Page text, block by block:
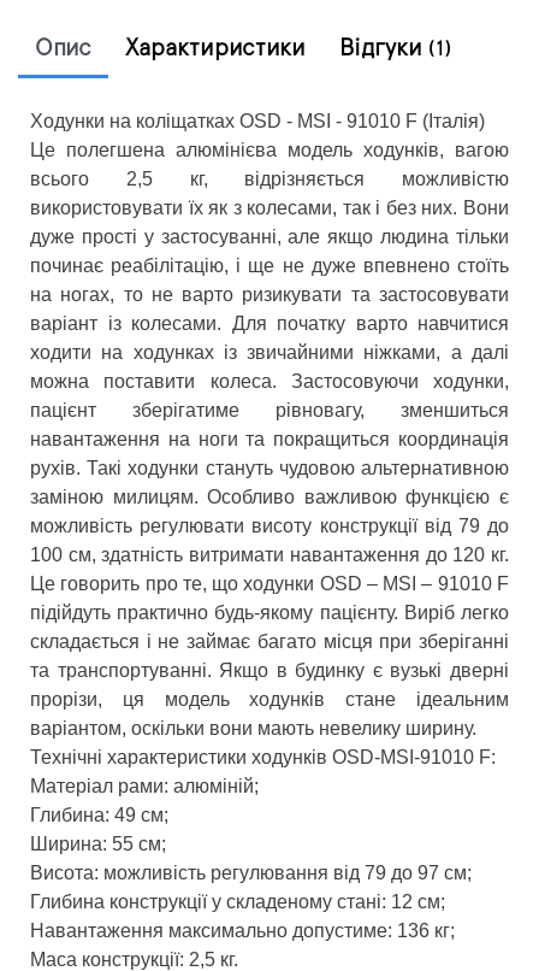
Опис Характиристики Відгуки (1)
Ходунки на коліщатках OSD - MSI - 91010 F (Італія)
Це полегшена алюмінієва модель ходунків, вагою
всього 2,5 кг, відрізняється можливістю
використовувати їх як з колесами, так і без них. Вони
дуже прості у застосуванні, але якщо людина тільки
починає реабілітацію, і ще не дуже впевнено стоїть
на ногах, то не варто ризикувати та застосовувати
варіант із колесами. Для початку варто навчитися
ходити на ходунках із звичайними ніжками, а далі
можна поставити колеса. Застосовуючи ходунки,
пацієнт зберігатиме рівновагу, зменшиться
навантаження на ноги та покращиться координація
рухів. Такі ходунки стануть чудовою альтернативною
заміною милицям. Особливо важливою функцією є
можливість регулювати висоту конструкції від 79 до
100 см, здатність витримати навантаження до 120 кг.
Це говорить про те, що ходунки OSD – MSI – 91010 F
підійдуть практично будь-якому пацієнту. Виріб легко
складається і не займає багато місця при зберіганні
та транспортуванні. Якщо в будинку є вузькі дверні
прорізи, ця модель ходунків стане ідеальним
варіантом, оскільки вони мають невелику ширину.
Технічні характеристики ходунків OSD-MSI-91010 F:
Матеріал рами: алюміній;
Глибина: 49 см;
Ширина: 55 см;
Висота: можливість регулювання від 79 до 97 см;
Глибина конструкції у складеному стані: 12 см;
Навантаження максимально допустиме: 136 кг;
Маса конструкції: 2,5 кг.